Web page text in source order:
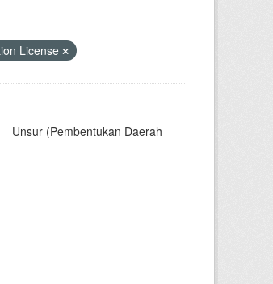
License
(Pembentukan Daerah